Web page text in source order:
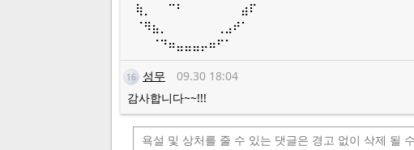
⠀⢷⡀⠀⠀⠉⠃⠀⠀⠀⠀⠀⠀⠀⣴⠏
⠀⠈⠻⣦⡀⠀⠀⠀⠀⠀⠀⢀⣠⠞⠁
⠀⠀⠀⠈⠙⠶⣤⣤⣤⡤⠶⠋⠁
16 성무
09.30 18:04
감사합니다~~!!!